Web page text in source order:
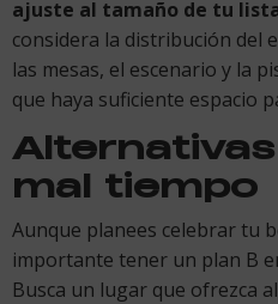
ajuste al tamaño de tu
considera la distribución del
las mesas, el escenario y la
que haya suficiente espacio
mal tiempo
Aunque planees celebrar tu
importante tener un plan B
Busca un lugar que ofrezca